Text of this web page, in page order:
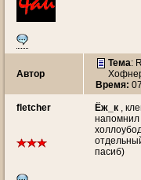
Автор
Тема:
Время:
fletcher Ёж_к ,
напомнил
пасиб)